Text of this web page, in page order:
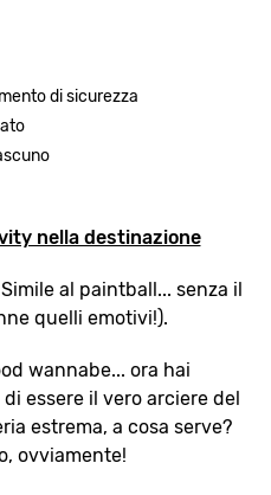
di sicurezza
nella destinazione
Simile al paintball... senza il
quelli emotivi!).
wannabe... ora hai
essere il vero arciere del
estrema, a cosa serve?
ovviamente!